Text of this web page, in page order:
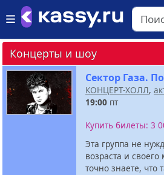
Концерты и шоу
Сектор Газа.
КОНЦЕРТ-ХОЛЛ,
19:00 пт
Купить билеты: 3
Эта группа не
возраста и
точно знаете, что